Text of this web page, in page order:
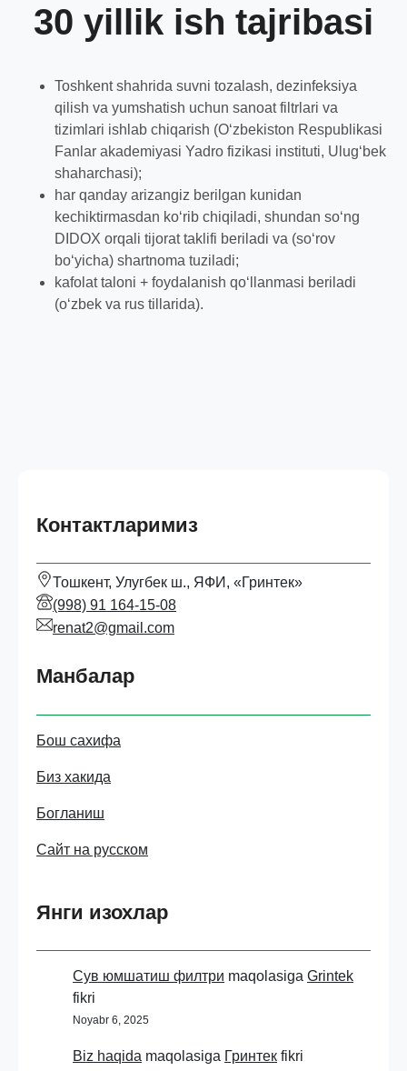
30 yillik ish tajribasi
Toshkent shahrida suvni tozalash, dezinfeksiya
qilish va yumshatish uchun sanoat filtrlari va
tizimlari ishlab chiqarish (O‘zbekiston Respublikasi
Fanlar akademiyasi Yadro fizikasi instituti, Ulug‘bek
shaharchasi);
har qanday arizangiz berilgan kunidan
kechiktirmasdan ko‘rib chiqiladi, shundan so‘ng
DIDOX orqali tijorat taklifi beriladi va (so‘rov
bo‘yicha) shartnoma tuziladi;
kafolat taloni + foydalanish qoʻllanmasi beriladi
(oʻzbek va rus tillarida).
Контактларимиз
Тошкент, Улугбек ш., ЯФИ, «Гринтек»
(998) 91 164-15-08
renat2@gmail.com
Манбалар
Бош сахифа
Биз хакида
Богланиш
Сайт на русском
Янги изохлар
Сув юмшатиш филтри maqolasiga Grintek
fikri
Noyabr 6, 2025
Biz haqida maqolasiga Гринтек fikri